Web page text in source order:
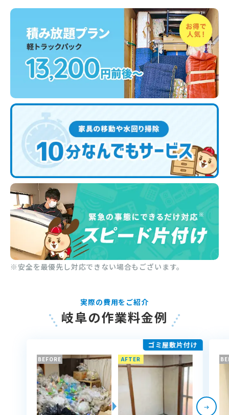
※安全を最優先し対応できない場合もございます。
実際の費用をご紹介
岐阜の作業料金例
ゴミ屋敷片付け
BEFORE AFTER